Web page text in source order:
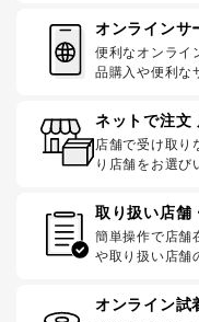
オンラインサ
便利なオンライ
品購入や便利な
ネットで注文
店舗で受け取り
り店舗をお選び
取り扱い店舗
簡単操作で店舗
や取り扱い店舗
オンライン試